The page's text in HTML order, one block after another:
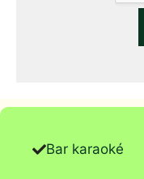
Bar karaoké